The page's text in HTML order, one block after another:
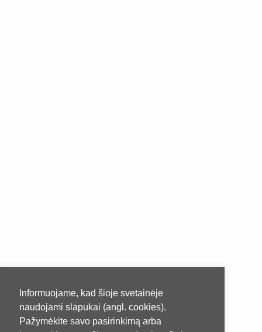
Informuojame, kad šioje svetainėje
naudojami slapukai (angl. cookies).
Pažymėkite savo pasirinkimą arba